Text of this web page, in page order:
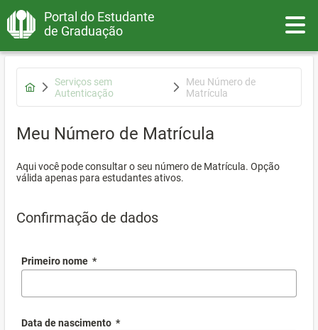
Portal do Estudante
de Graduação
Serviços sem
Autenticação
Meu Número de
Matrícula
Meu Número de Matrícula
Aqui você pode consultar o seu número de Matrícula. Opção
válida apenas para estudantes ativos.
Confirmação de dados
Primeiro nome *
Data de nascimento *